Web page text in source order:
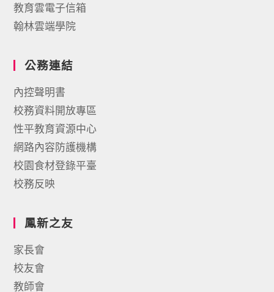
教育雲電子信箱
翰林雲端學院
公務連結
內控聲明書
校務資料開放專區
性平教育資源中心
網路內容防護機構
校園食材登錄平臺
校務反映
鳳新之友
家長會
校友會
教師會